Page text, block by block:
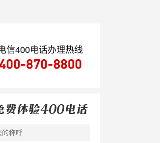
信400电话办理热线